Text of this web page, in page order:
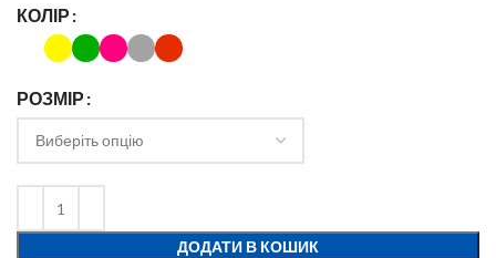
КОЛІР
РОЗМІР
ДОДАТИ В КОШИК